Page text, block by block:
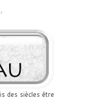
des siècles être